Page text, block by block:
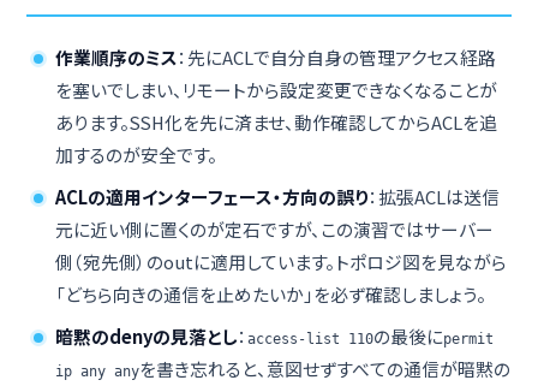
作業順序のミス：先にACLで自分自身の管理アクセス経路
を塞いでしまい、リモートから設定変更できなくなることが
あります。SSH化を先に済ませ、動作確認してからACLを追
加するのが安全です。
ACLの適用インターフェース・方向の誤り：拡張ACLは送信
元に近い側に置くのが定石ですが、この演習ではサーバー
側（宛先側）のoutに適用しています。トポロジ図を見ながら
「どちら向きの通信を止めたいか」を必ず確認しましょう。
暗黙のdenyの見落とし：access-list 110の最後にpermit
ip any anyを書き忘れると、意図せずすべての通信が暗黙の